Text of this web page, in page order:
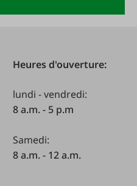
Heures d'ouverture:
lundi - vendredi:
8 a.m. - 5 p.m
Samedi:
8 a.m. - 12 a.m.